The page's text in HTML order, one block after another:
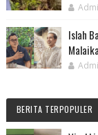
Islah
BERITA TERPOPULER